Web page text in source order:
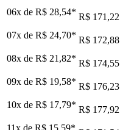
06x de R$ 28,54* R$ 171,22
07x de R$ 24,70* R$ 172,88
08x de R$ 21,82* R$ 174,55
09x de R$ 19,58* R$ 176,23
10x de R$ 17,79* R$ 177,92